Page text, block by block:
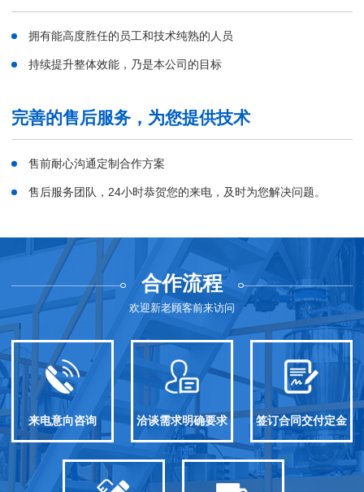
拥有能高度胜任的员工和技术纯熟的人员
持续提升整体效能，乃是本公司的目标
完善的售后服务，为您提供技术
售前耐心沟通定制合作方案
售后服务团队，24小时恭贺您的来电，及时为您解决问题。
合作流程
欢迎新老顾客前来访问
来电意向咨询 洽谈需求明确要求 签订合同交付定金